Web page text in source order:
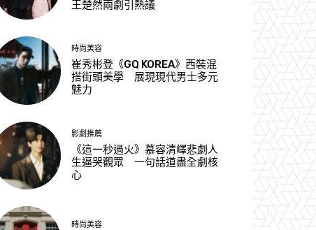
王楚然兩劇引熱議
時尚美容
崔秀彬登《GQ KOREA》西裝混
搭街頭美學 展現現代男士多元
魅力
影劇推薦
《這一秒過火》慕容清嶧悲劇人
生逼哭觀眾 一句話道盡全劇核
心
時尚美容